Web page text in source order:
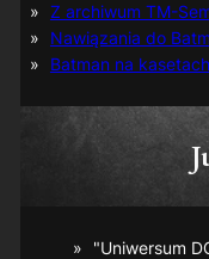
Z archiwum TM-
Nawiązania do
Batman na
"Uniwersum